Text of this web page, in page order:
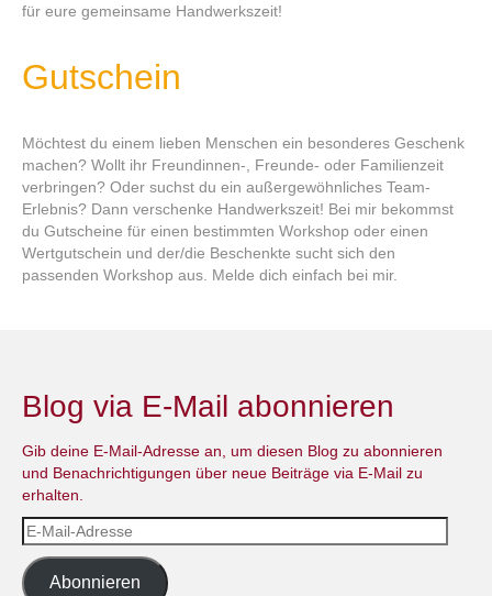
für eure gemeinsame Handwerkszeit!
Gutschein
Möchtest du einem lieben Menschen ein besonderes Geschenk
machen? Wollt ihr Freundinnen-, Freunde- oder Familienzeit
verbringen? Oder suchst du ein außergewöhnliches Team-
Erlebnis? Dann verschenke Handwerkszeit! Bei mir bekommst
du Gutscheine für einen bestimmten Workshop oder einen
Wertgutschein und der/die Beschenkte sucht sich den
passenden Workshop aus. Melde dich einfach bei mir.
Blog via E-Mail abonnieren
Gib deine E-Mail-Adresse an, um diesen Blog zu abonnieren
und Benachrichtigungen über neue Beiträge via E-Mail zu
erhalten.
E-
Mail-
Adresse
Abonnieren